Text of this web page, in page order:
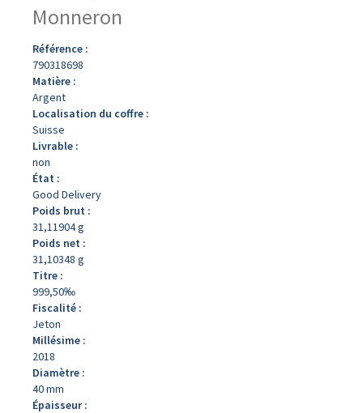
Monneron
Référence :
790318698
Matière :
Argent
Localisation du coffre :
Suisse
Livrable :
non
État :
Good Delivery
Poids brut :
31,11904 g
Poids net :
31,10348 g
Titre :
999,50‰
Fiscalité :
Jeton
Millésime :
2018
Diamètre :
40 mm
Épaisseur :